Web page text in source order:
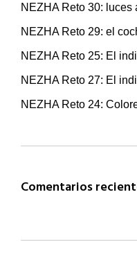
NEZHA Reto 30:
NEZHA Reto 29: el
NEZHA Reto 25: El
NEZHA Reto 27: El
NEZHA Reto 24:
Comentarios